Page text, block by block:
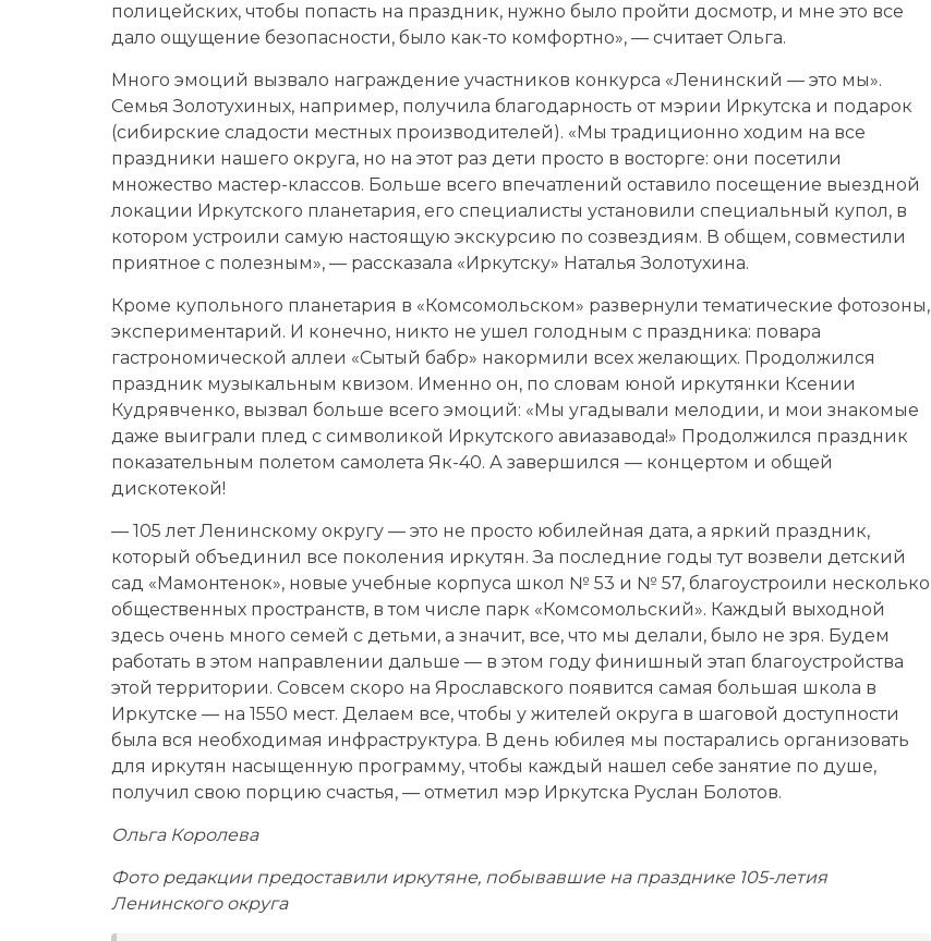
полицейских, чтобы попасть на праздник, нужно было пройти досмотр, и мне это все
дало ощущение безопасности, было как-то комфортно», — считает Ольга.
Много эмоций вызвало награждение участников конкурса «Ленинский — это мы».
Семья Золотухиных, например, получила благодарность от мэрии Иркутска и подарок
(сибирские сладости местных производителей). «Мы традиционно ходим на все
праздники нашего округа, но на этот раз дети просто в восторге: они посетили
множество мастер-классов. Больше всего впечатлений оставило посещение выездной
локации Иркутского планетария, его специалисты установили специальный купол, в
котором устроили самую настоящую экскурсию по созвездиям. В общем, совместили
приятное с полезным», — рассказала «Иркутску» Наталья Золотухина.
Кроме купольного планетария в «Комсомольском» развернули тематические фотозоны,
экспериментарий. И конечно, никто не ушел голодным с праздника: повара
гастрономической аллеи «Сытый бабр» накормили всех желающих. Продолжился
праздник музыкальным квизом. Именно он, по словам юной иркутянки Ксении
Кудрявченко, вызвал больше всего эмоций: «Мы угадывали мелодии, и мои знакомые
даже выиграли плед с символикой Иркутского авиазавода!» Продолжился праздник
показательным полетом самолета Як-40. А завершился — концертом и общей
дискотекой!
— 105 лет Ленинскому округу — это не просто юбилейная дата, а яркий праздник,
который объединил все поколения иркутян. За последние годы тут возвели детский
сад «Мамонтенок», новые учебные корпуса школ № 53 и № 57, благоустроили несколько
общественных пространств, в том числе парк «Комсомольский». Каждый выходной
здесь очень много семей с детьми, а значит, все, что мы делали, было не зря. Будем
работать в этом направлении дальше — в этом году финишный этап благоустройства
этой территории. Совсем скоро на Ярославского появится самая большая школа в
Иркутске — на 1550 мест. Делаем все, чтобы у жителей округа в шаговой доступности
была вся необходимая инфраструктура. В день юбилея мы постарались организовать
для иркутян насыщенную программу, чтобы каждый нашел себе занятие по душе,
получил свою порцию счастья, — отметил мэр Иркутска Руслан Болотов.
Ольга Королева
Фото редакции предоставили иркутяне, побывавшие на празднике 105-летия
Ленинского округа